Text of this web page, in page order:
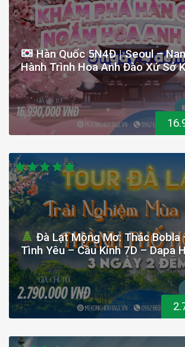
Hàn Quốc 5N4Đ | Seoul –
Hành Trình Hoa Anh Đào Xứ Sở
Đà Lạt Mộng Mơ: Thác Bobla
Tình Yêu – Cầu Kính 7D – Dapa